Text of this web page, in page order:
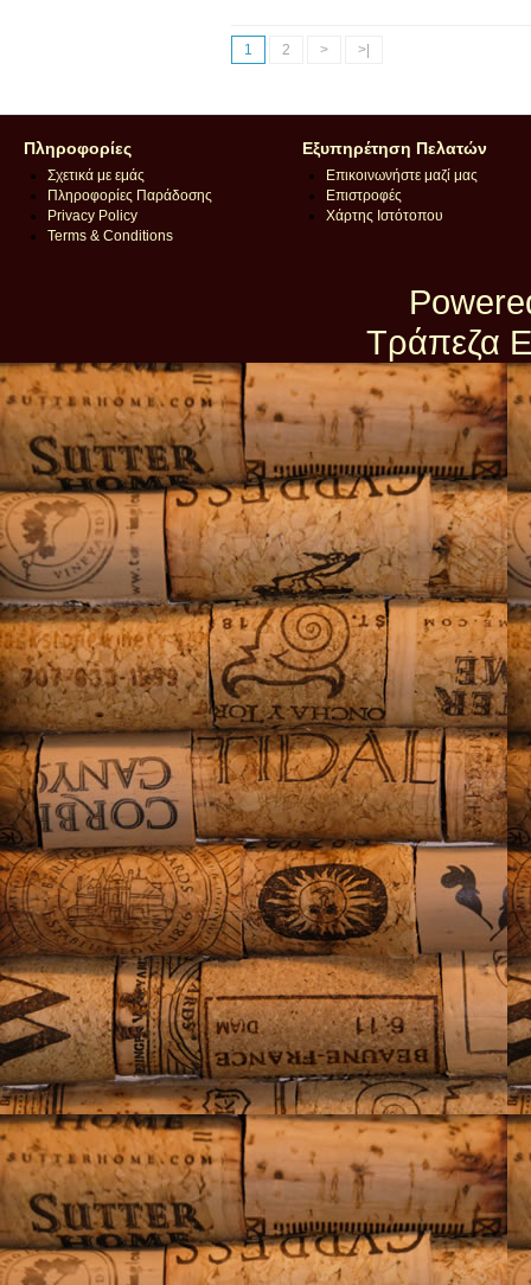
1 2 > >|
Πληροφορίες
Σχετικά με εμάς
Πληροφορίες Παράδοσης
Privacy Policy
Terms & Conditions
Εξυπηρέτηση Πελατών
Επικοινωνήστε μαζί μας
Επιστροφές
Χάρτης Ιστότοπου
Τράπεζα